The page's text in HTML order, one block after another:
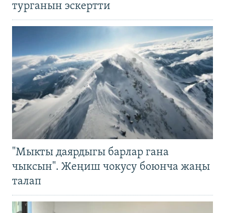
турганын эскертти
"Мыкты даярдыгы барлар гана
чыксын". Жеңиш чокусу боюнча жаңы
талап